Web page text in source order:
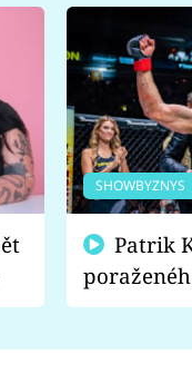
SHOWBYZNYS
fanoušci